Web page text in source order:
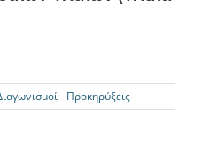
- Προκηρύξεις